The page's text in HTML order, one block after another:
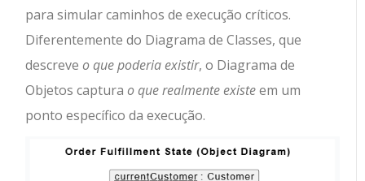
para simular caminhos de execução críticos.
Diferentemente do Diagrama de Classes, que
descreveo que poderia existir, o Diagrama de
Objetos capturao que realmente existeem um
ponto específico da execução.